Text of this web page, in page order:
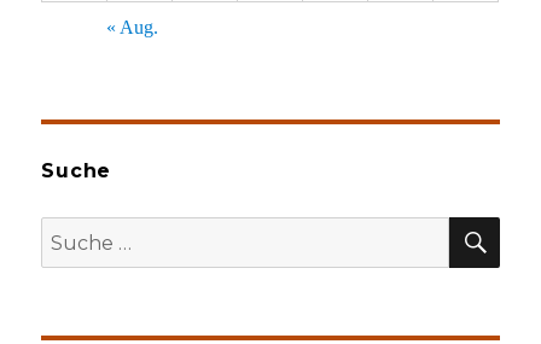
« Aug.
Suche
Suche
nach: